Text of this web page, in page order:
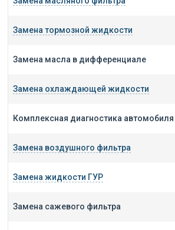
Замена тормозной жидкости
Замена масла в дифференциале
Замена охлаждающей жидкости
Комплексная диагностика автомобиля
Замена воздушного фильтра
Замена жидкости ГУР
Замена сажевого фильтра